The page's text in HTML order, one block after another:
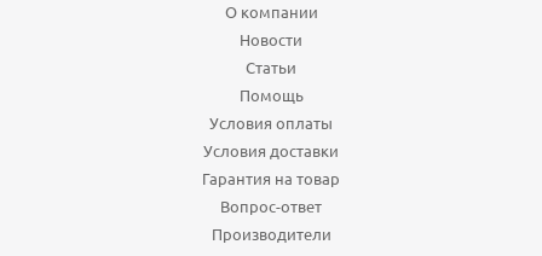
О компании
Новости
Статьи
Помощь
Условия оплаты
Условия доставки
Гарантия на товар
Вопрос-ответ
Производители